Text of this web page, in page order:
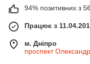
94% позитивних з 56
Працює з
м. Дніпро
проспект